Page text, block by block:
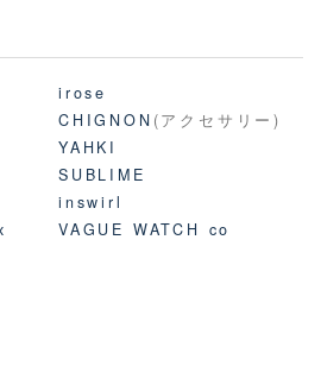
irose
CHIGNON (アクセサリー)
YAHKI
SUBLIME
inswirl
VAGUE WATCH co